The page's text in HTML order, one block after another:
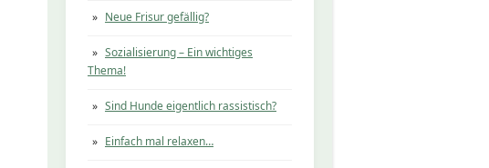
Neue Frisur gefällig?
Sozialisierung – Ein wichtiges
Thema!
Sind Hunde eigentlich rassistisch?
Einfach mal relaxen…